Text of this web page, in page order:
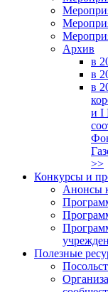
Архив
в
в
в
и I
>>
Конкурсы и
Анонсы
Полезные